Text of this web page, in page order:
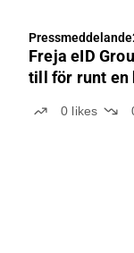
Pressmeddelande
Freja eID
till för runt en
0 likes